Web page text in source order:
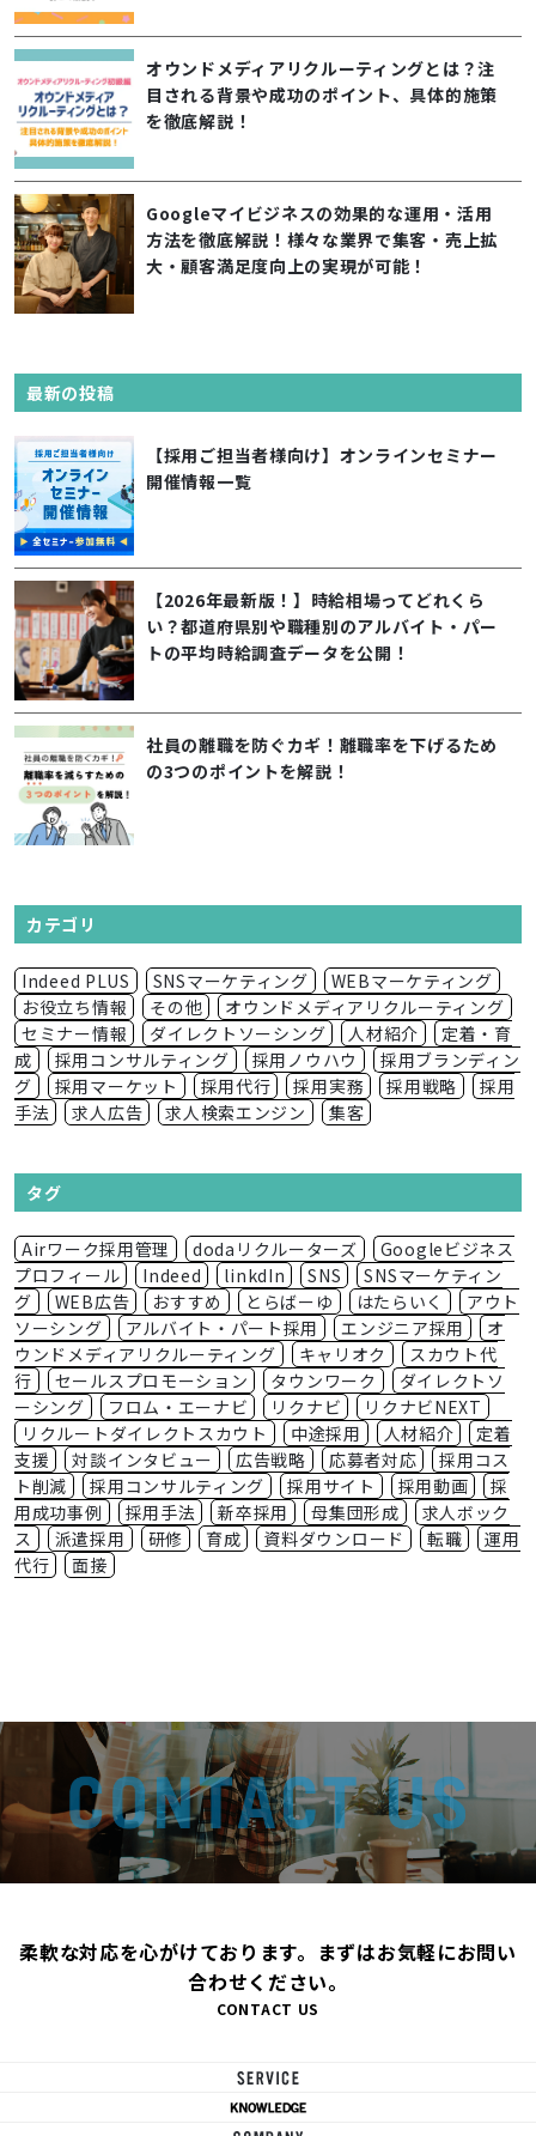
オウンドメディアリクルーティングとは？注
目される背景や成功のポイント、具体的施策
を徹底解説！
Googleマイビジネスの効果的な運用・活用
方法を徹底解説！様々な業界で集客・売上拡
大・顧客満足度向上の実現が可能！
最新の投稿
【採用ご担当者様向け】オンラインセミナー
開催情報一覧
【2026年最新版！】時給相場ってどれくら
い？都道府県別や職種別のアルバイト・パー
トの平均時給調査データを公開！
社員の離職を防ぐカギ！離職率を下げるため
の3つのポイントを解説！
カテゴリ
Indeed PLUS SNSマーケティング
WEBマーケティング
お役立ち情報
その他
オウンドメディアリクルーティング
セミナー情報
ダイレクトソーシング 人材紹介
定着・育
成
採用コンサルティング 採用ノウハウ
採用ブランディン
グ
採用マーケット 採用代行 採用実務 採用戦略
採用
手法
求人広告 求人検索エンジン 集客
タグ
Airワーク採用管理 dodaリクルーターズ
Googleビジネス
プロフィール
Indeed linkdIn SNS
SNSマーケティン
グ
WEB広告 おすすめ とらばーゆ はたらいく
アウト
ソーシング
アルバイト・パート採用 エンジニア採用
オ
ウンドメディアリクルーティング
キャリオク
スカウト代
行
セールスプロモーション タウンワーク
ダイレクトソ
ーシング
フロム・エーナビ リクナビ
リクナビNEXT
リクルートダイレクトスカウト
中途採用 人材紹介
定着
支援
対談インタビュー 広告戦略 応募者対応
採用コス
ト削減
採用コンサルティング 採用サイト 採用動画
採
用成功事例
採用手法 新卒採用 母集団形成
求人ボック
ス
派遣採用 研修 育成 資料ダウンロード 転職
運用
代行
面接
柔軟な対応を心がけております。まずはお気軽にお問い
合わせください。
CONTACT US